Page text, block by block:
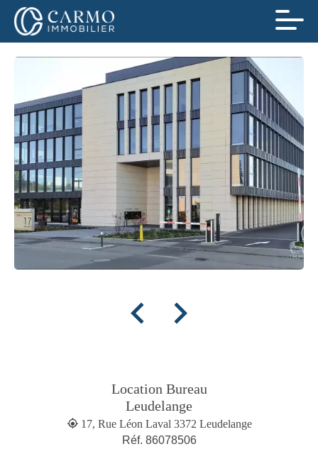
Location Bureau
Leudelange
17, Rue Léon Laval 3372 Leudelange
Réf. 86078506